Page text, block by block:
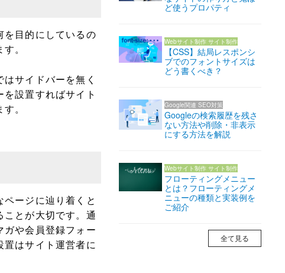
を目的にしているの
。
サイドバーを無く
設置すればサイト
。
ージに辿り着くと
とが大切です。通
や会員登録フォー
はサイト運営者に
ど使うプロパティ
Webサイト制作 サイト制作
【CSS】結局レスポンシ
ブでのフォントサイズは
どう書くべき？
Google関連 SEO対策
Googleの検索履歴を残さ
ない方法や削除・非表示
にする方法を解説
Webサイト制作 サイト制作
フローティングメニュー
とは？フローティングメ
ニューの種類と実装例を
ご紹介
全て見る